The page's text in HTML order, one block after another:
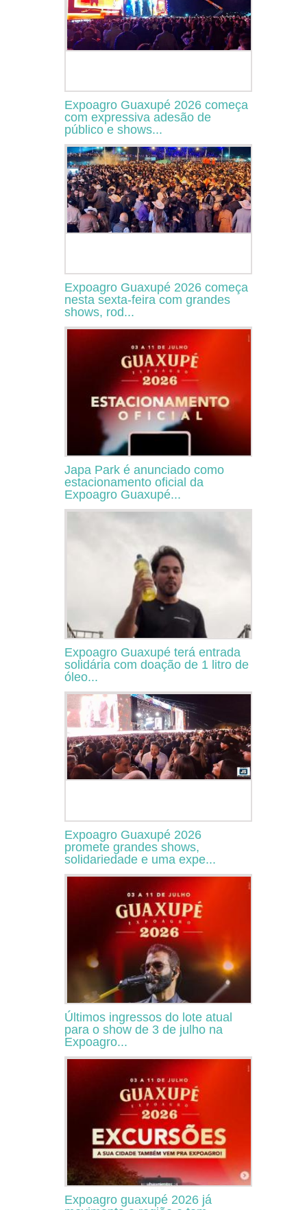
Expoagro Guaxupé 2026 começa
com expressiva adesão de
público e shows...
Expoagro Guaxupé 2026 começa
nesta sexta-feira com grandes
shows, rod...
Japa Park é anunciado como
estacionamento oficial da
Expoagro Guaxupé...
Expoagro Guaxupé terá entrada
solidária com doação de 1 litro de
óleo...
Expoagro Guaxupé 2026
promete grandes shows,
solidariedade e uma expe...
Últimos ingressos do lote atual
para o show de 3 de julho na
Expoagro...
Expoagro guaxupé 2026 já